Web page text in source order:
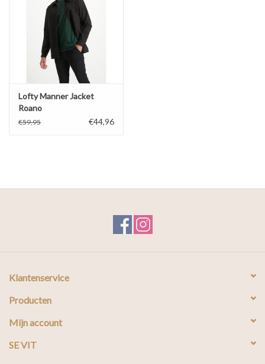
Lofty Manner Jacket
Roano
€59,95 €44,96
Klantenservice
Producten
Mijn account
SE VIT